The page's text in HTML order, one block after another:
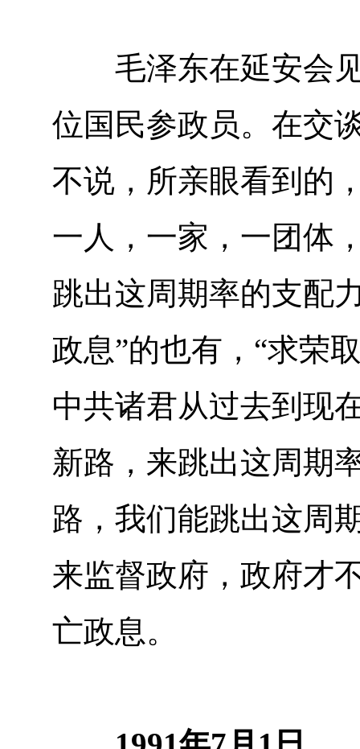
毛泽东在延安会见
位国民参政员。在交
不说，所亲眼看到的
一人，一家，一团体
跳出这周期率的支配
政息”的也有，“求荣
中共诸君从过去到现
新路，来跳出这周期
路，我们能跳出这周
来监督政府，政府才
亡政息。